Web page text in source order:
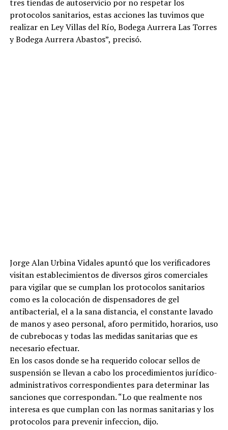
tres tiendas de autoservicio por no respetar los
protocolos sanitarios, estas acciones las tuvimos que
realizar en Ley Villas del Río, Bodega Aurrera Las Torres
y Bodega Aurrera Abastos”, precisó.
Jorge Alan Urbina Vidales apuntó que los verificadores
visitan establecimientos de diversos giros comerciales
para vigilar que se cumplan los protocolos sanitarios
como es la colocación de dispensadores de gel
antibacterial, el a la sana distancia, el constante lavado
de manos y aseo personal, aforo permitido, horarios, uso
de cubrebocas y todas las medidas sanitarias que es
necesario efectuar.
En los casos donde se ha requerido colocar sellos de
suspensión se llevan a cabo los procedimientos jurídico-
administrativos correspondientes para determinar las
sanciones que correspondan. “Lo que realmente nos
interesa es que cumplan con las normas sanitarias y los
protocolos para prevenir infeccion, dijo.